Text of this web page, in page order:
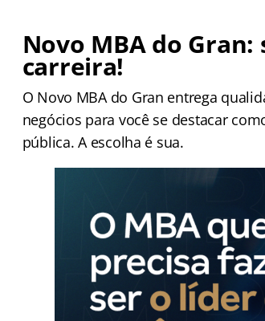
Novo MBA do
carreira!
O Novo MBA do Gran entrega
negócios para você se destacar
pública. A escolha é sua.